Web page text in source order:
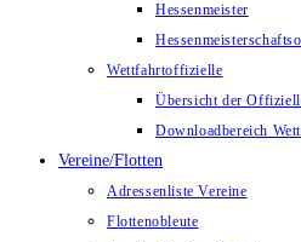
Hessenmeister
Wettfahrtoffizielle
Übersicht der
Downloadbereich
Vereine/Flotten
Adressenliste Vereine
Flottenobleute